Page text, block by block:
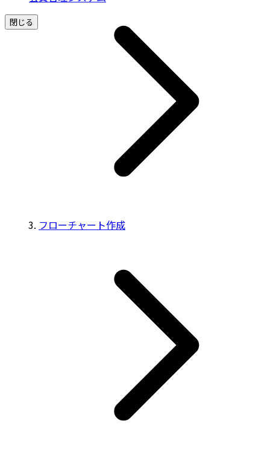
閉じる
フローチャート作成